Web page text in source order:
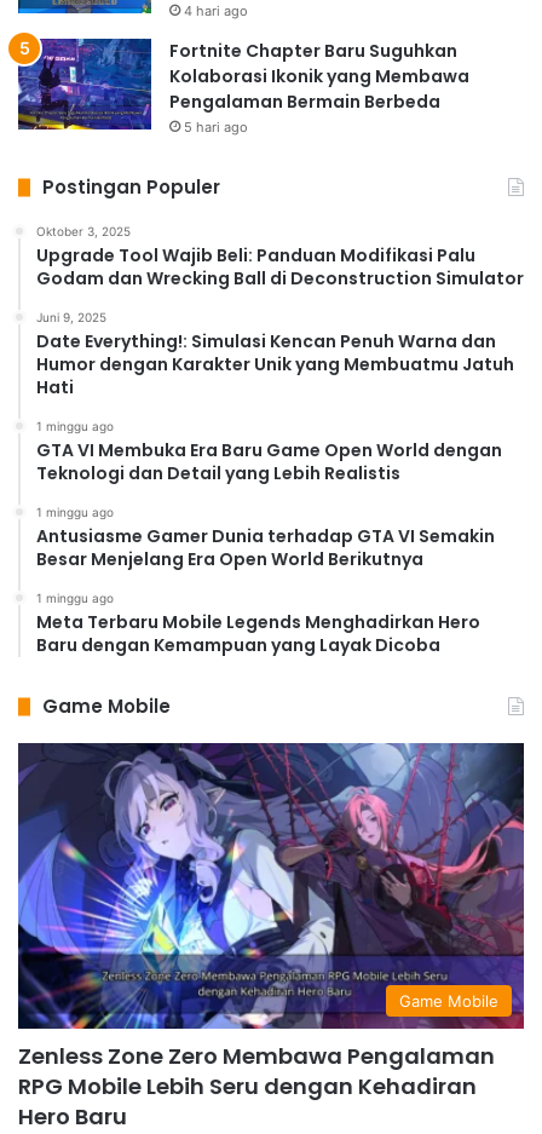
4 hari ago
Fortnite Chapter Baru Suguhkan
Kolaborasi Ikonik yang Membawa
Pengalaman Bermain Berbeda
5 hari ago
Postingan Populer
Oktober 3, 2025
Upgrade Tool Wajib Beli: Panduan Modifikasi Palu
Godam dan Wrecking Ball di Deconstruction Simulator
Juni 9, 2025
Date Everything!: Simulasi Kencan Penuh Warna dan
Humor dengan Karakter Unik yang Membuatmu Jatuh
Hati
1 minggu ago
GTA VI Membuka Era Baru Game Open World dengan
Teknologi dan Detail yang Lebih Realistis
1 minggu ago
Antusiasme Gamer Dunia terhadap GTA VI Semakin
Besar Menjelang Era Open World Berikutnya
1 minggu ago
Meta Terbaru Mobile Legends Menghadirkan Hero
Baru dengan Kemampuan yang Layak Dicoba
Game Mobile
Game Mobile
Zenless Zone Zero Membawa Pengalaman
RPG Mobile Lebih Seru dengan Kehadiran
Hero Baru